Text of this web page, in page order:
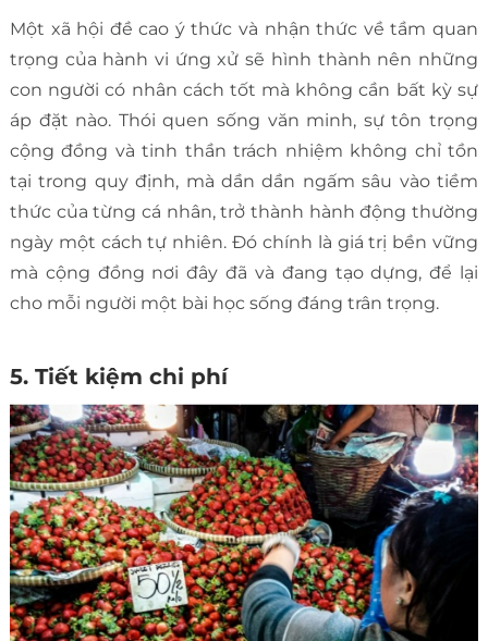
Một xã hội đề cao ý thức và nhận thức về tầm quan
trọng của hành vi ứng xử sẽ hình thành nên những
con người có nhân cách tốt mà không cần bất kỳ sự
áp đặt nào. Thói quen sống văn minh, sự tôn trọng
cộng đồng và tinh thần trách nhiệm không chỉ tồn
tại trong quy định, mà dần dần ngấm sâu vào tiềm
thức của từng cá nhân, trở thành hành động thường
ngày một cách tự nhiên. Đó chính là giá trị bền vững
mà cộng đồng nơi đây đã và đang tạo dựng, để lại
cho mỗi người một bài học sống đáng trân trọng.
5. Tiết kiệm chi phí